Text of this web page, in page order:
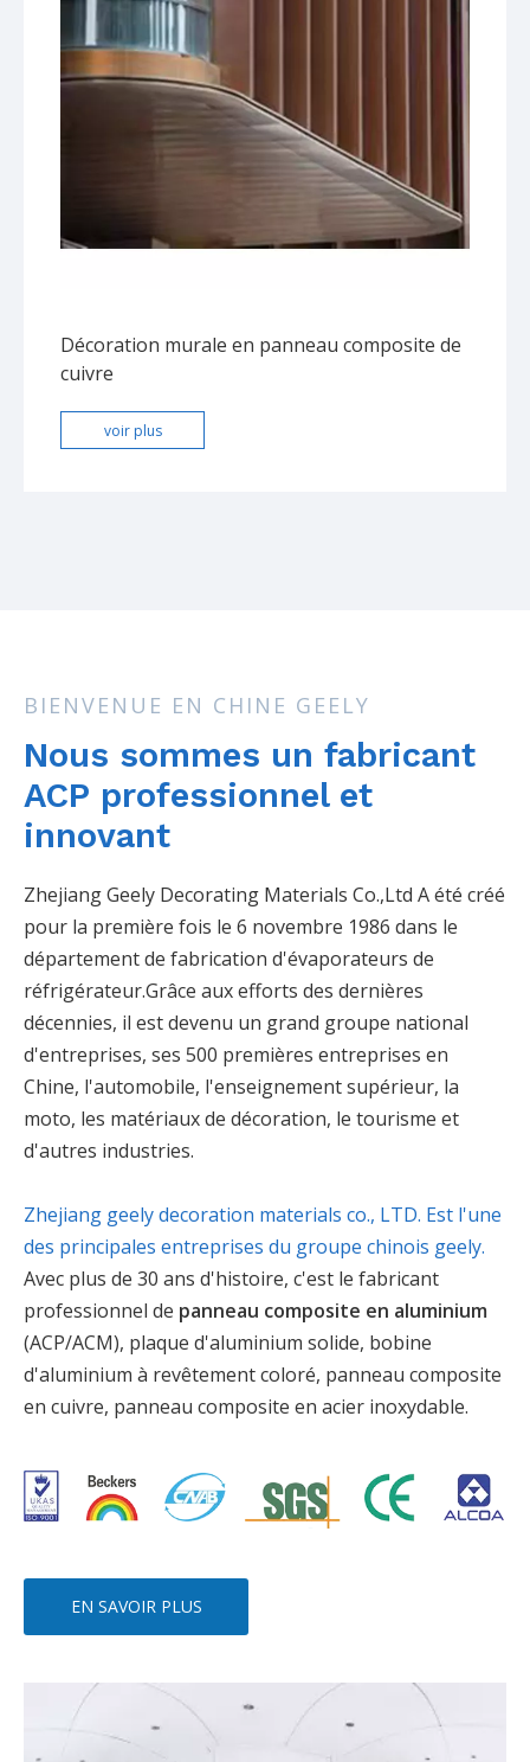
Décoration murale en panneau composite de
cuivre
voir plus
BIENVENUE EN CHINE GEELY
Nous sommes un fabricant
ACP professionnel et
innovant
Zhejiang Geely Decorating Materials Co.,Ltd A été créé
pour la première fois le 6 novembre 1986 dans le
département de fabrication d'évaporateurs de
réfrigérateur.Grâce aux efforts des dernières
décennies, il est devenu un grand groupe national
d'entreprises, ses 500 premières entreprises en
Chine, l'automobile, l'enseignement supérieur, la
moto, les matériaux de décoration, le tourisme et
d'autres industries.
Zhejiang geely decoration materials co., LTD. Est l'une
des principales entreprises du groupe chinois geely.
Avec plus de 30 ans d'histoire, c'est le fabricant
professionnel de panneau composite en aluminium
(ACP/ACM), plaque d'aluminium solide, bobine
d'aluminium à revêtement coloré, panneau composite
en cuivre, panneau composite en acier inoxydable.
EN SAVOIR PLUS